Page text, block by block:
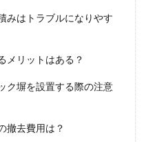
名称を知りたい！どのよ
みはトラブルになりやす
メリットはある？
ク塀を設置する際の注意
撤去費用は？